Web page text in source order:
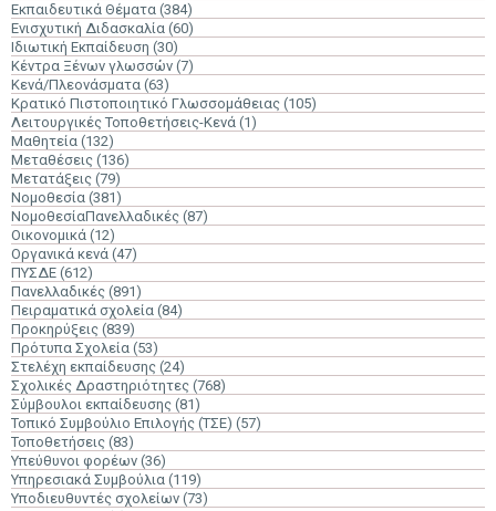
Εκπαιδευτικά Θέματα (384)
Ενισχυτική Διδασκαλία (60)
Ιδιωτική Εκπαίδευση (30)
Κέντρα Ξένων γλωσσών (7)
Κενά/Πλεονάσματα (63)
Κρατικό Πιστοποιητικό Γλωσσομάθειας (105)
Λειτουργικές Τοποθετήσεις-Κενά (1)
Μαθητεία (132)
Μεταθέσεις (136)
Μετατάξεις (79)
Νομοθεσία (381)
ΝομοθεσίαΠανελλαδικές (87)
Οικονομικά (12)
Οργανικά κενά (47)
ΠΥΣΔΕ (612)
Πανελλαδικές (891)
Πειραματικά σχολεία (84)
Προκηρύξεις (839)
Πρότυπα Σχολεία (53)
Στελέχη εκπαίδευσης (24)
Σχολικές Δραστηριότητες (768)
Σύμβουλοι εκπαίδευσης (81)
Τοπικό Συμβούλιο Επιλογής (ΤΣΕ) (57)
Τοποθετήσεις (83)
Υπεύθυνοι φορέων (36)
Υπηρεσιακά Συμβούλια (119)
Υποδιευθυντές σχολείων (73)